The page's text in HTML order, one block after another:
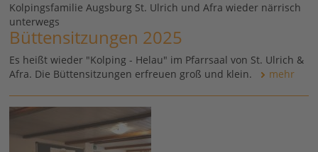
Kolpingsfamilie Augsburg St. Ulrich und Afra wieder närrisch
unterwegs
Büttensitzungen 2025
Es heißt wieder "Kolping - Helau" im Pfarrsaal von St. Ulrich &
Afra. Die Büttensitzungen erfreuen groß und klein.
mehr